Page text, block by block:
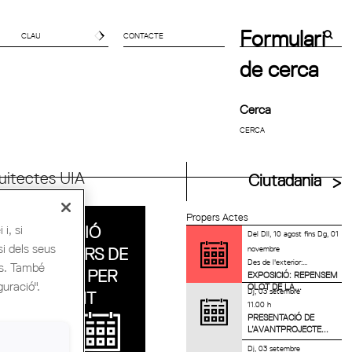
CONTACTE
Formulari
de cerca
Cerca
UIA Ciutadania
Propers Actes
DelDll, 10 agostfinsDg, 01
novembre
Des de l'exterior:...
EXPOSICIÓ: REPENSEM
OLOT DE LA...
Dj, 03 setembre
11.00 h
PRESENTACIÓ DE
L’AVANTPROJECTE...
Dj, 03 setembre
CONCURS DE
PER
NOU SANT
i, si
dels seus
També